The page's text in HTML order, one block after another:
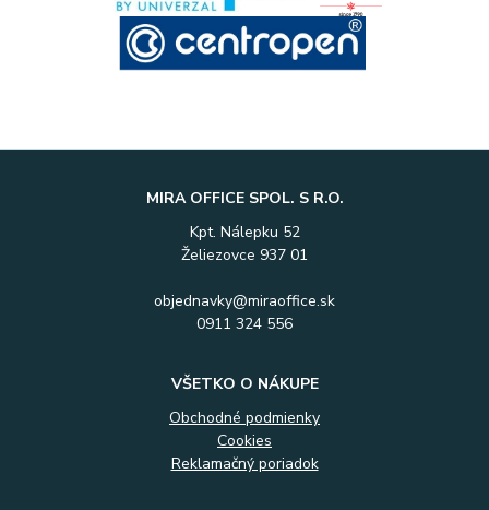
MIRA OFFICE SPOL. S R.O.
Kpt. Nálepku 52
Želiezovce 937 01
objednavky@miraoffice.sk
0911 324 556
VŠETKO O NÁKUPE
Obchodné podmienky
Cookies
Reklamačný poriadok